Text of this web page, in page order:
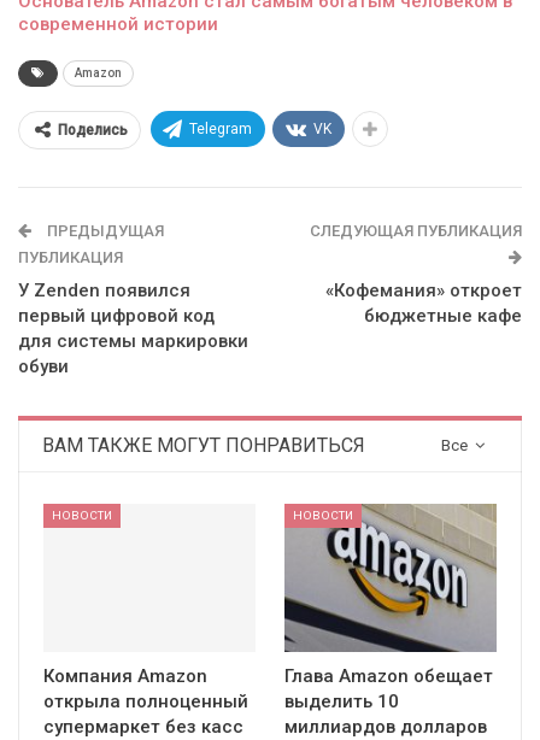
современной истории
Amazon
Поделись Telegram VK
ПРЕДЫДУЩАЯ
ПУБЛИКАЦИЯ
У Zenden появился
первый цифровой код
для системы маркировки
обуви
СЛЕДУЮЩАЯ ПУБЛИКАЦИЯ
«Кофемания» откроет
бюджетные кафе
Все
ВАМ ТАКЖЕ МОГУТ ПОНРАВИТЬСЯ
НОВОСТИ
Компания Amazon
открыла полноценный
супермаркет без касс
НОВОСТИ
Глава Amazon обещает
выделить 10
миллиардов долларов